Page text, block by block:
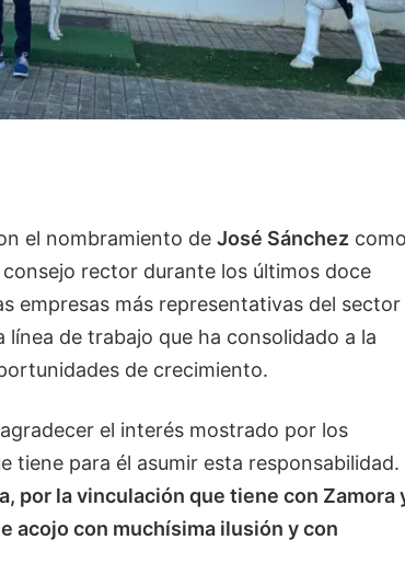
el nombramiento de José Sánchez
rector durante los últimos doce
empresas más representativas del sector
de trabajo que ha consolidado a la
de crecimiento.
el interés mostrado por los
tiene para él asumir esta responsabilidad.
por la vinculación que tiene con Zamora
acojo con muchísima ilusión y con